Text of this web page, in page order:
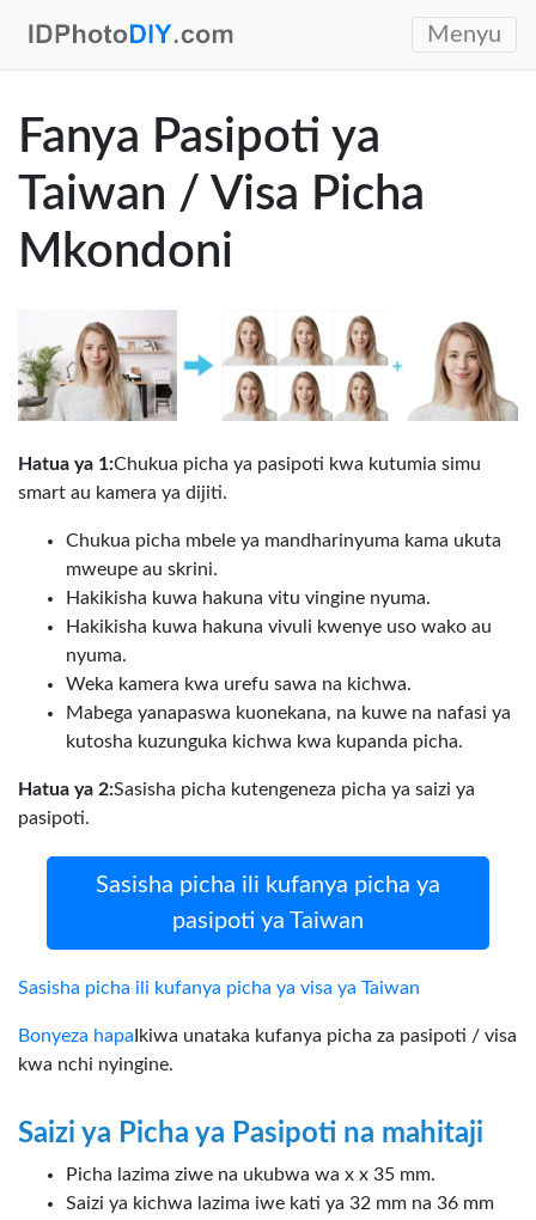
Menyu
Fanya Pasipoti ya
Taiwan / Visa Picha
Mkondoni
Hatua ya 1:Chukua picha ya pasipoti kwa kutumia simu
smart au kamera ya dijiti.
Chukua picha mbele ya mandharinyuma kama ukuta
mweupe au skrini.
Hakikisha kuwa hakuna vitu vingine nyuma.
Hakikisha kuwa hakuna vivuli kwenye uso wako au
nyuma.
Weka kamera kwa urefu sawa na kichwa.
Mabega yanapaswa kuonekana, na kuwe na nafasi ya
kutosha kuzunguka kichwa kwa kupanda picha.
Hatua ya 2:Sasisha picha kutengeneza picha ya saizi ya
pasipoti.
Sasisha picha ili kufanya picha ya
pasipoti ya Taiwan
Sasisha picha ili kufanya picha ya visa ya Taiwan
Bonyeza hapa Ikiwa unataka kufanya picha za pasipoti / visa
kwa nchi nyingine.
Saizi ya Picha ya Pasipoti na mahitaji
Picha lazima ziwe na ukubwa wa x x 35 mm.
Saizi ya kichwa lazima iwe kati ya 32 mm na 36 mm